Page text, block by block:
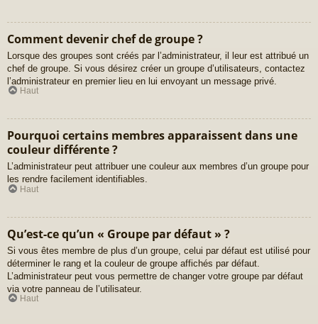
Comment devenir chef de groupe ?
Lorsque des groupes sont créés par l’administrateur, il leur est attribué un
chef de groupe. Si vous désirez créer un groupe d’utilisateurs, contactez
l’administrateur en premier lieu en lui envoyant un message privé.
Haut
Pourquoi certains membres apparaissent dans une
couleur différente ?
L’administrateur peut attribuer une couleur aux membres d’un groupe pour
les rendre facilement identifiables.
Haut
Qu’est-ce qu’un « Groupe par défaut » ?
Si vous êtes membre de plus d’un groupe, celui par défaut est utilisé pour
déterminer le rang et la couleur de groupe affichés par défaut.
L’administrateur peut vous permettre de changer votre groupe par défaut
via votre panneau de l’utilisateur.
Haut